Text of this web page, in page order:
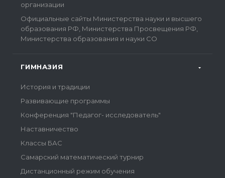
организации
Официальные сайты Министерства науки и высшего
образования РФ, Министерства Просвещения РФ,
Министерства образования и науки СО
ГИМНАЗИЯ
История и традиции
Развивающие программы
Конференция "Педагог- исследователь"
Наставничество
Классы БАС
Самарский математический турнир
Дистанционный режим обучения